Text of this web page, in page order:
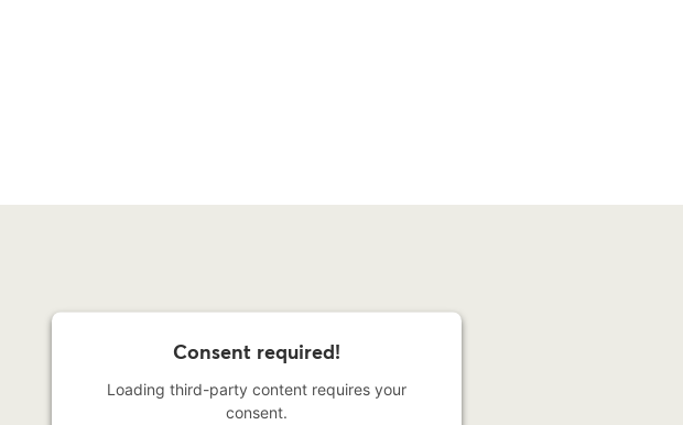
Consent required!
Loading third-party content requires your
consent.